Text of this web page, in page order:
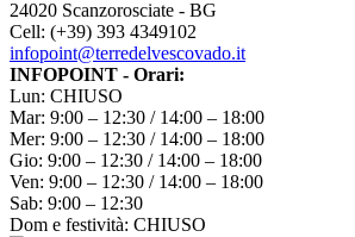
24020 Scanzorosciate - BG
Cell: (+39) 393 4349102
infopoint@terredelvescovado.it
INFOPOINT - Orari:
Lun: CHIUSO
Mar: 9:00 – 12:30 / 14:00 – 18:00
Mer: 9:00 – 12:30 / 14:00 – 18:00
Gio: 9:00 – 12:30 / 14:00 – 18:00
Ven: 9:00 – 12:30 / 14:00 – 18:00
Sab: 9:00 – 12:30
Dom e festività: CHIUSO